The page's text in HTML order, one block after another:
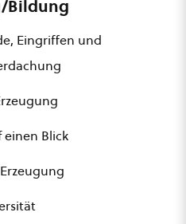
Bildung
Eingriffen und
einen Blick